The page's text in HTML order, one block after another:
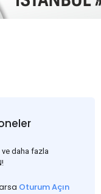
daha fazla
Oturum Açın